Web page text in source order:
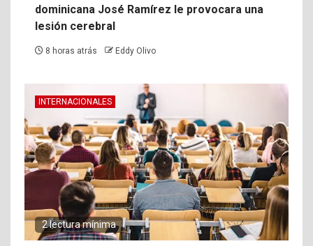
dominicana José Ramírez le provocara una
lesión cerebral
8 horas atrás Eddy Olivo
INTERNACIONALES
2 lectura mínima